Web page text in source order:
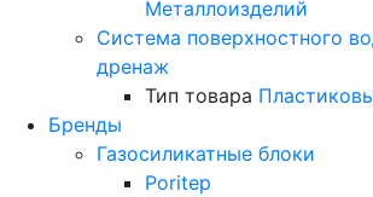
Металлоизделий
Система поверхностного
дренаж
Тип товара
Бренды
Газосиликатные блоки
Poritep